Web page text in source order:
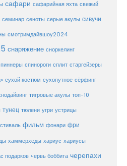
сафари сафарийная яхта свежий
семинар сеноты серые акулы сивучи
смотримдайвшоу2024
снаряжение сноркелинг
спинороги сплит старгейзеры
сухой костюм сухопутное сёрфинг
тигровые акулы топ-10
тунец тюлени угри устрицы
фильм фонари фри
хаммерхеды хариус хариусы
подарков червь боббита черепахи